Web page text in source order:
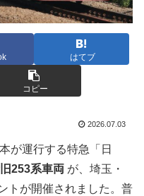
はてブ
コピー
2026.07.03
が運行する特急「日
253系車両 が、埼玉・
トが開催されました。普